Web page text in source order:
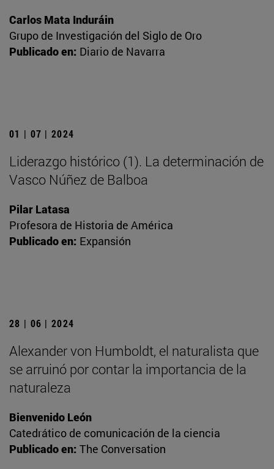
Carlos Mata Induráin
Grupo de Investigación del Siglo de Oro
Publicado en: Diario de Navarra
01 | 07 | 2024
Liderazgo histórico (1). La determinación de
Vasco Núñez de Balboa
Pilar Latasa
Profesora de Historia de América
Publicado en: Expansión
28 | 06 | 2024
Alexander von Humboldt, el naturalista que
se arruinó por contar la importancia de la
naturaleza
Bienvenido León
Catedrático de comunicación de la ciencia
Publicado en: The Conversation